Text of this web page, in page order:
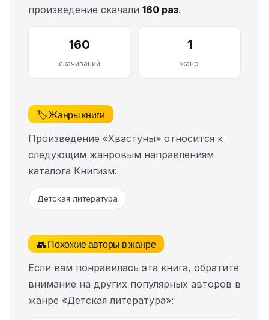
произведение скачали 160 раз.
160
скачиваний
1
жанр
🏷️ Жанры книги
Произведение «Хвастуны» относится к
следующим жанровым направлениям
каталога Книгизм:
Детская литература
👥 Похожие авторы в жанре
Если вам понравилась эта книга, обратите
внимание на других популярных авторов в
жанре «Детская литература»: